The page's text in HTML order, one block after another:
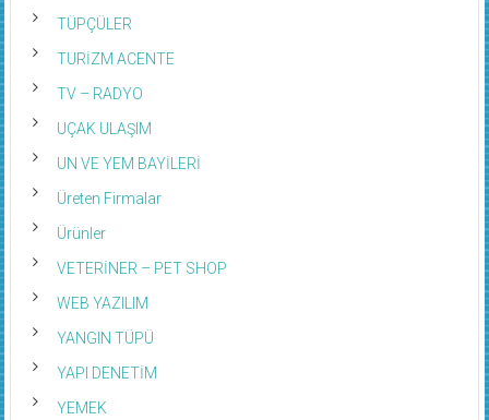
TÜPÇÜLER
TURİZM ACENTE
TV – RADYO
UÇAK ULAŞIM
UN VE YEM BAYİLERİ
Üreten Firmalar
Ürünler
VETERİNER – PET SHOP
WEB YAZILIM
YANGIN TÜPÜ
YAPI DENETİM
YEMEK